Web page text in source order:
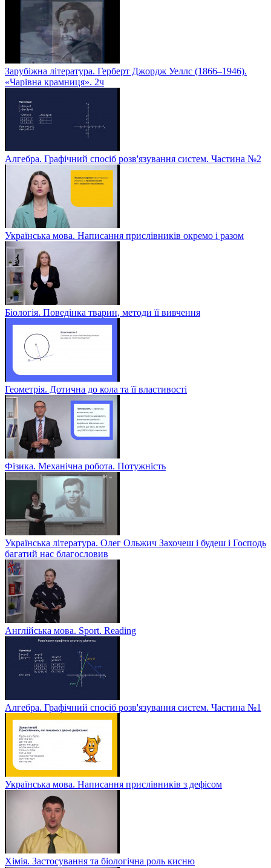
Зарубіжна література. Герберт Джордж Уеллс (1866–1946).
«Чарівна крамниця». 2ч
Алгебра. Графічний спосіб розв'язування систем. Частина №2
Українська мова. Написання прислівників окремо і разом
Біологія. Поведінка тварин, методи її вивчення
Геометрія. Дотична до кола та її властивості
Фізика. Механічна робота. Потужність
Українська література. Олег Ольжич Захочеш і будеш і Господь
багатий нас благословив
Англійська мова. Sport. Reading
Алгебра. Графічний спосіб розв'язування систем. Частина №1
Українська мова. Написання прислівників з дефісом
Хімія. Застосування та біологічна роль кисню